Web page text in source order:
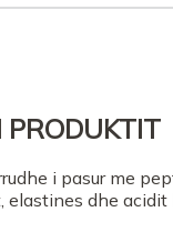
PRODUKTIT
i pasur me
elastines dhe acidit